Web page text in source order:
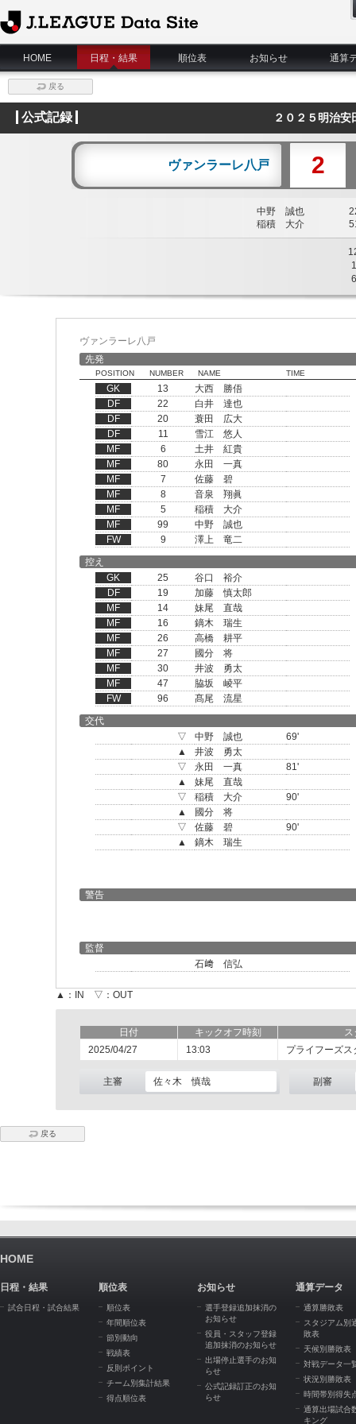
J.League Data Site
HOME
日程・結果 順位表 お知らせ 通算
戻る
公式記録 ２０２５明治
ヴァンラーレ八戸 2
中野 誠也
稲積 大介
1
6
ヴァンラーレ八戸
先発
POSITION NUMBER NAME TIME
GK 13
大西 勝俉
DF
22
白井 達也
DF
20
蓑田 広大
DF
11
雪江 悠人
MF
6
土井 紅貴
MF
80
永田 一真
MF
7
佐藤 碧
MF
8
音泉 翔眞
MF
5
稲積 大介
MF
99
中野 誠也
FW
9
澤上 竜二
控え
GK
25
谷口 裕介
DF
19
加藤 慎太郎
MF
14
妹尾 直哉
MF
16
鏑木 瑞生
MF
26
高橋 耕平
MF
27
國分 将
MF
30
井波 勇太
MF
47
脇坂 崚平
FW
96
髙尾 流星
交代
▽
中野 誠也
69'
▲
井波 勇太
▽
永田 一真
81'
▲
妹尾 直哉
▽
稲積 大介
90'
▲
國分 将
▽
佐藤 碧
90'
▲
鏑木 瑞生
警告
監督
石﨑 信弘
▲：IN ▽：OUT
日付 キックオフ時刻
ス
2025/04/27
13:03 プライフーズス
主審 佐々木 慎哉 副審
戻る
HOME
日程・結果
試合日程・試合結果
順位表
順位表
年間順位表
節別動向
戦績表
反則ポイント
チーム別集計結果
得点順位表
お知らせ
選手登録追加抹消の
お知らせ
役員・スタッフ登録
追加抹消のお知らせ
出場停止選手のお知
らせ
公式記録訂正のお知
らせ
通算データ
通算勝敗表
スタジアム別
敗表
天候別勝敗表
対戦データ一
状況別勝敗表
時間帯別得失
通算出場試合
キング